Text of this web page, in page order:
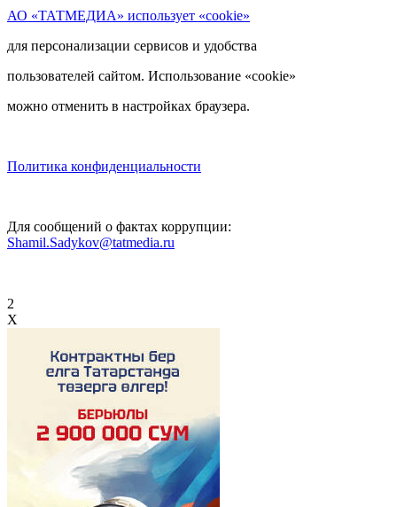
АО «ТАТМЕДИА» использует «cookie»
для персонализации сервисов и удобства
пользователей сайтом. Использование «cookie»
можно отменить в настройках браузера.
Политика конфиденциальности
Для сообщений о фактах коррупции:
Shamil.Sadykov@tatmedia.ru
2
X